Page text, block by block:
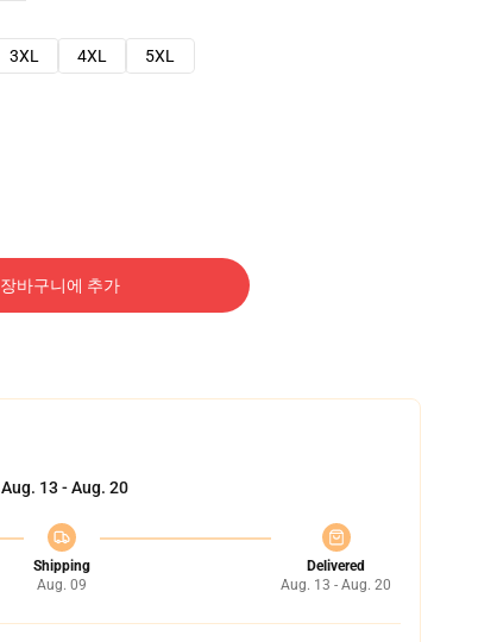
3XL 4XL
5XL
장바구니에 추가
Aug. 13 - Aug. 20
Shipping
Aug. 09
Delivered
Aug. 13 - Aug. 20